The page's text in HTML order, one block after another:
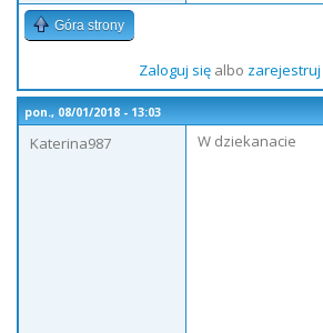
Góra strony
Zaloguj sięalbo zarejestruj
pon., 08/01/2018 - 13:03
Katerina987
W dziekanacie